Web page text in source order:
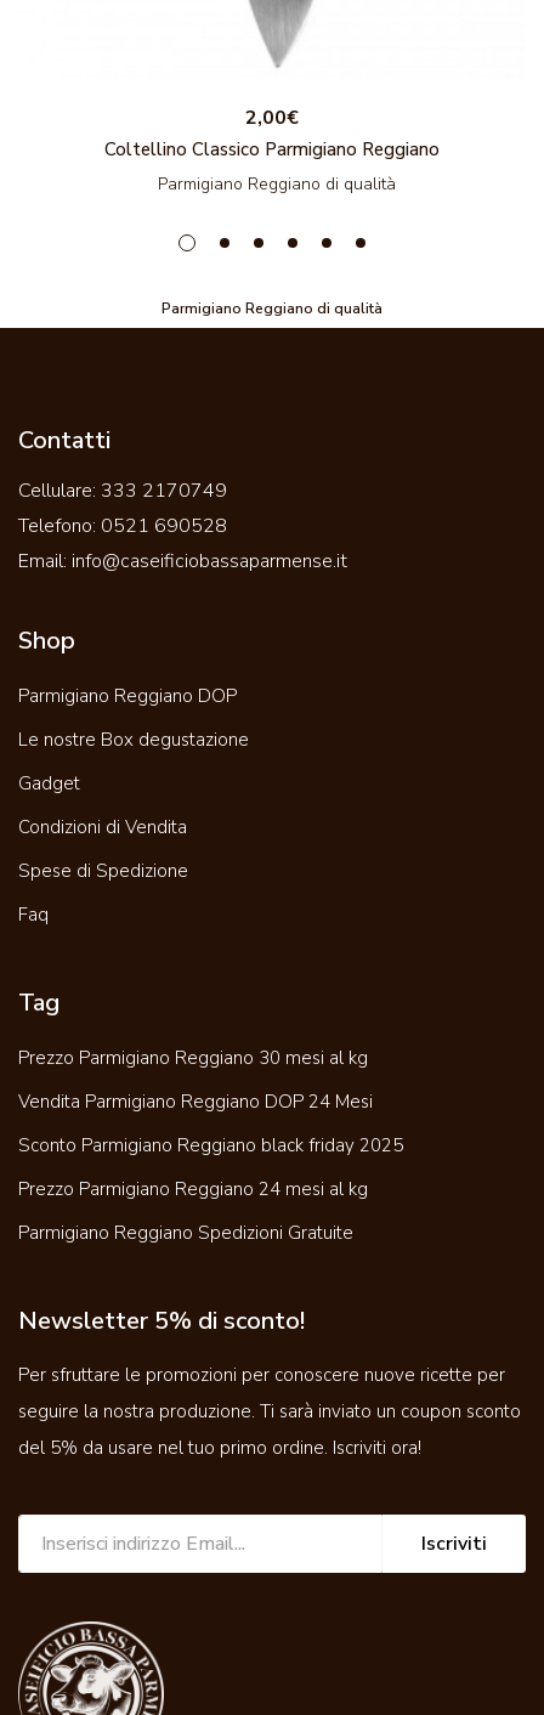
2,00€
Coltellino Classico Parmigiano Reggiano
Parmigiano Reggiano di qualità
Parmigiano Reggiano di qualità
Contatti
Cellulare: 333 2170749
Telefono: 0521 690528
Email: info@caseificiobassaparmense.it
Shop
Parmigiano Reggiano DOP
Le nostre Box degustazione
Gadget
Condizioni di Vendita
Spese di Spedizione
Faq
Tag
Prezzo Parmigiano Reggiano 30 mesi al kg
Vendita Parmigiano Reggiano DOP 24 Mesi
Sconto Parmigiano Reggiano black friday 2025
Prezzo Parmigiano Reggiano 24 mesi al kg
Parmigiano Reggiano Spedizioni Gratuite
Newsletter 5% di sconto!
Per sfruttare le promozioni per conoscere nuove ricette per
seguire la nostra produzione. Ti sarà inviato un coupon sconto
del 5% da usare nel tuo primo ordine. Iscriviti ora!
Iscriviti